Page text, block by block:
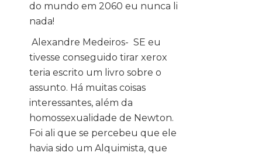
do mundo em 2060 eu nunca li
nada!
Alexandre Medeiros- SE eu
tivesse conseguido tirar xerox
teria escrito um livro sobre o
assunto. Há muitas coisas
interessantes, além da
homossexualidade de Newton.
Foi ali que se percebeu que ele
havia sido um Alquimista, que